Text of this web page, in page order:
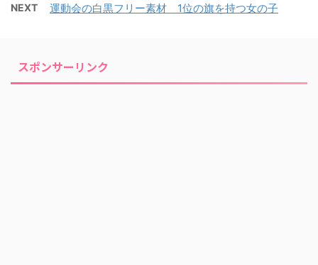
NEXT 運動会の白黒フリー素材 1位の旗を持つ女の子
スポンサーリンク